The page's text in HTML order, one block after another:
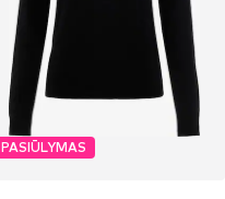
PASIŪLYMAS